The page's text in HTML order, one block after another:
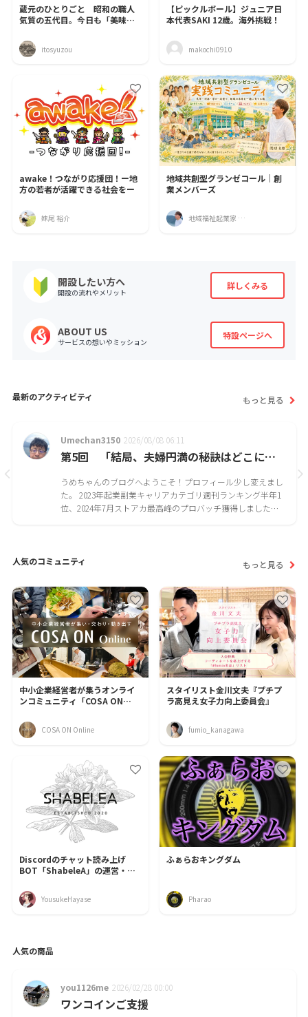
蔵元のひとりごと 昭和の職人
気質の五代目。今日も「美味し
itosyuzou
【ピックルボール】ジュニア日
本代表SAKI 12歳。海外挑戦！
makochi0910
awake！つながり応援団！ー地
方の若者が活躍できる社会をー
妹尾 裕介
地域共創型グランゼコール｜創
業メンバーズ
地域福祉起業家 岡垣良雄｜tangoミモザ館
開設したい方へ
開設の流れやメリット
詳しくみる
ABOUT US
サービスの想いやミッション
特設ページへ
最新のアクティビティ もっと見る
Umechan3150 2026/08/08 06:11
第5回 「結局、夫婦円満の秘訣はどこにある？離婚率ランキングから見えた本当の答え」
うめちゃんのブログへようこそ！プロフィール少し変えまし
た。 2023年起業副業キャリアカテゴリ週刊ランキング半年1
位、2024年7月ストアカ最高峰のプロバッチ獲得しました！
人気のコミュニティ
もっと見る
中小企業経営者が集うオンライ
ンコミュニティ「COSA ON
COSA ON Online
スタイリスト金川文夫『プチプ
ラ高見え女子力向上委員会』
fumio_kanagawa
Discordのチャット読み上げ
BOT「ShabeleA」の運営・改
YousukeHayase
ふぁらおキングダム
Pharao
人気の商品
you1126me 2026/02/28 00:00
ワンコインご支援